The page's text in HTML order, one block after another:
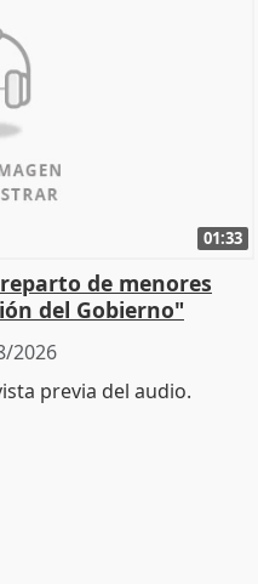
01:33
de menores
del Gobierno"
2026